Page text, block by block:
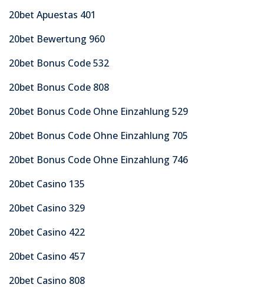
20bet Apuestas 401
20bet Bewertung 960
20bet Bonus Code 532
20bet Bonus Code 808
20bet Bonus Code Ohne Einzahlung 529
20bet Bonus Code Ohne Einzahlung 705
20bet Bonus Code Ohne Einzahlung 746
20bet Casino 135
20bet Casino 329
20bet Casino 422
20bet Casino 457
20bet Casino 808